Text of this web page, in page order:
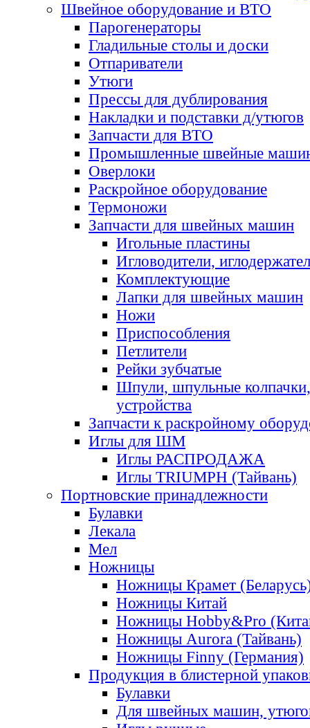
Швейное оборудование и ВТО
Парогенераторы
Гладильные столы и доски
Отпариватели
Утюги
Прессы для дублирования
Накладки и подставки д/утюгов
Запчасти для ВТО
Промышленные швейные
Оверлоки
Раскройное оборудование
Термоножи
Запчасти для швейных машин
Игольные пластины
Игловодители,
Комплектующие
Лапки для швейных машин
Ножи
Приспособления
Петлители
Рейки зубчатые
Шпули, шпульные
устройства
Запчасти к раскройному
Иглы для ШМ
Иглы РАСПРОДАЖА
Иглы TRIUMPH (Тайвань)
Портновские принадлежности
Булавки
Лекала
Мел
Ножницы
Ножницы Крамет
Ножницы Китай
Ножницы Hobby&Pro
Ножницы Aurora (Тайвань)
Ножницы Finny (Германия)
Продукция в блистерной
Булавки
Для швейных машин,